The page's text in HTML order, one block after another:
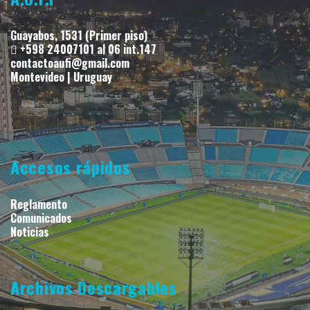
Guayabos, 1531 (Primer piso)
+598 24007101 al 06 int.147
contactoaufi@gmail.com
Montevideo | Uruguay
Accesos rápidos
Reglamento
Comunicados
Noticias
Archivos Descargables